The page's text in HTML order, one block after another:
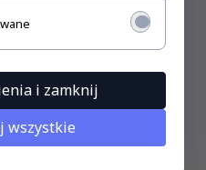
Rabatu
i zamknij
wszystkie